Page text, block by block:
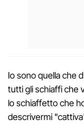
Io sono quella che
tutti gli schiaffi che
lo schiaffetto che
descrivermi